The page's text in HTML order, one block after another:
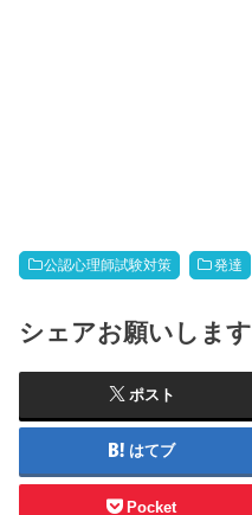
公認心理師試験対策 発達
シェアお願いします
ポスト
はてブ
Pocket